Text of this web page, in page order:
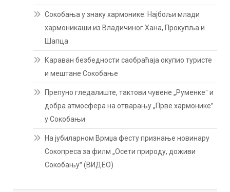
Сокобања у знаку хармонике: Најбољи млади
хармоникаши из Владичиног Хана, Прокупља и
Шапца
Караван безбедности саобраћаја окупио туристе
и мештане Сокобање
Препуно гледалиште, тактови чувене „Руменкеˮ и
добра атмосфера на отварању „Прве хармоникеˮ
у Сокобањи
На јубиларном Врмџа фесту признање новинару
Сокопреса за филм „Осети природу, доживи
Сокобањуˮ (ВИДЕО)